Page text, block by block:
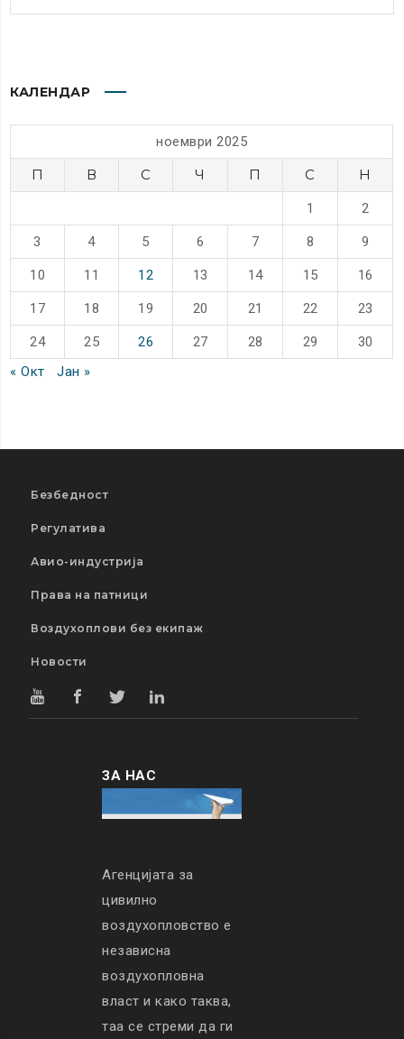
КАЛЕНДАР
ноември 2025
П В С Ч П С Н
1 2
3 4 5 6 7 8 9
10 11 12 13 14 15 16
17 18 19 20 21 22 23
24 25 26 27 28 29
30
« Окт
Јан »
Безбедност
Регулатива
Авио-индустрија
Права на патници
Воздухоплови без екипаж
Новости
ЗА НАС
Агенцијата за
цивилно
воздухопловство е
независна
воздухопловна
власт и како таква,
таа се стреми да ги